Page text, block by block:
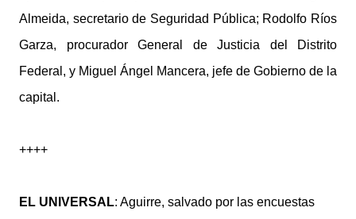
Almeida, secretario de Seguridad Pública; Rodolfo Ríos
Garza, procurador General de Justicia del Distrito
Federal, y Miguel Ángel Mancera, jefe de Gobierno de la
capital.
++++
EL UNIVERSAL: Aguirre, salvado por las encuestas